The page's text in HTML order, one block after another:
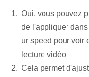
Oui, vous pouvez
de l'appliquer
ur ⁢speed pour voir
lecture vidéo.
Cela permet